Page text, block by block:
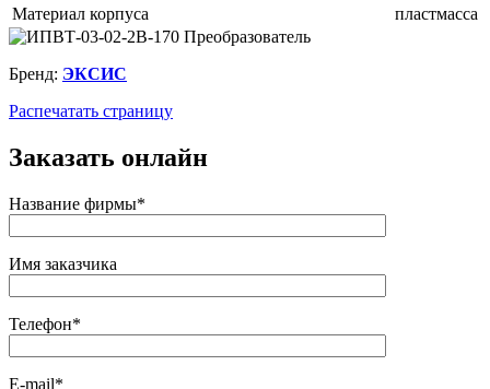
Материал корпуса
пластмасса
Бренд: ЭКСИС
Распечатать страницу
Заказать онлайн
Название фирмы*
Имя заказчика
Телефон*
E-mail*